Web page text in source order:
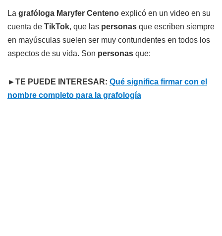
La grafóloga Maryfer Centeno explicó en un video en su
cuenta de TikTok, que las personas que escriben siempre
en mayúsculas suelen ser muy contundentes en todos los
aspectos de su vida. Son personas que:
►TE PUEDE INTERESAR: Qué significa firmar con el
nombre completo para la grafología